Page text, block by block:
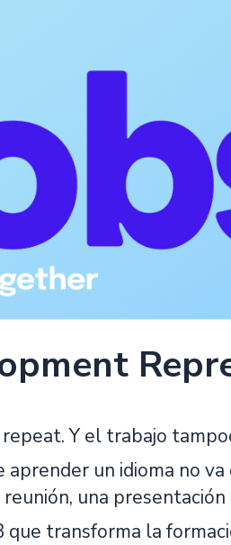
Y el trabajo
aprender un idioma no
una
que transforma la